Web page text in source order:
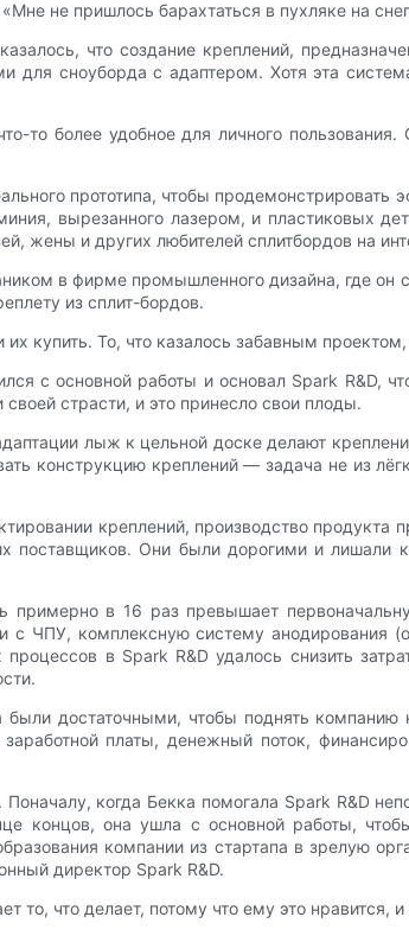
не пришлось барахтаться в пухляке на
что создание креплений,
сноуборда с адаптером. Хотя эта
то более удобное для личного
прототипа, чтобы продемонстрировать
вырезанного лазером, и пластиковых
жены и других любителей сплитбордов на
в фирме промышленного дизайна, где
из сплит-бордов.
купить. То, что казалось забавным
с основной работы и основал Spark R&D,
страсти, и это принесло свои плоды.
лыж к цельной доске делают
конструкцию креплений — задача не из
креплений, производство
поставщиков. Они были дорогими и
в 16 раз превышает
с ЧПУ, комплексную систему
в Spark R&D удалось снизить
достаточными, чтобы поднять
платы, денежный поток,
когда Бекка помогала Spark R&D
концов, она ушла с основной работы,
компании из стартапа в зрелую
директор Spark R&D.
что делает, потому что ему это нравится,